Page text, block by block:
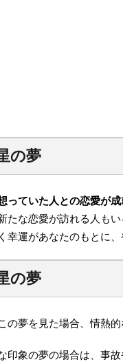
の夢
っていた人との恋愛が成
たな恋愛が訪れる人もい
幸運があなたのもとに
の夢
の夢を見た場合、情熱
印象の夢の場合は、事